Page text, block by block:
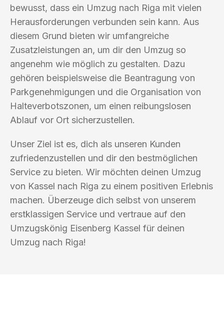
bewusst, dass ein Umzug nach Riga mit vielen
Herausforderungen verbunden sein kann. Aus
diesem Grund bieten wir umfangreiche
Zusatzleistungen an, um dir den Umzug so
angenehm wie möglich zu gestalten. Dazu
gehören beispielsweise die Beantragung von
Parkgenehmigungen und die Organisation von
Halteverbotszonen, um einen reibungslosen
Ablauf vor Ort sicherzustellen.
Unser Ziel ist es, dich als unseren Kunden
zufriedenzustellen und dir den bestmöglichen
Service zu bieten. Wir möchten deinen Umzug
von Kassel nach Riga zu einem positiven Erlebnis
machen. Überzeuge dich selbst von unserem
erstklassigen Service und vertraue auf den
Umzugskönig Eisenberg Kassel für deinen
Umzug nach Riga!